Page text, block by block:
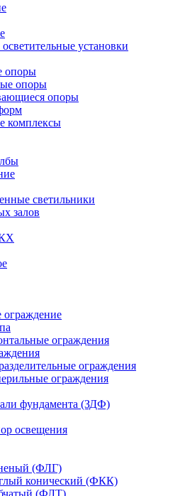
установки
опоры
опоры
опоры
комплексы
светильники
залов
ограждение
ограждения
ограждения
ограждения
фундамента (ЗДФ)
освещения
(ФЛГ)
конический (ФКК)
(ФЛТ)